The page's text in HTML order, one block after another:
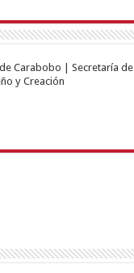
Carabobo | Secretaría de
y Creación